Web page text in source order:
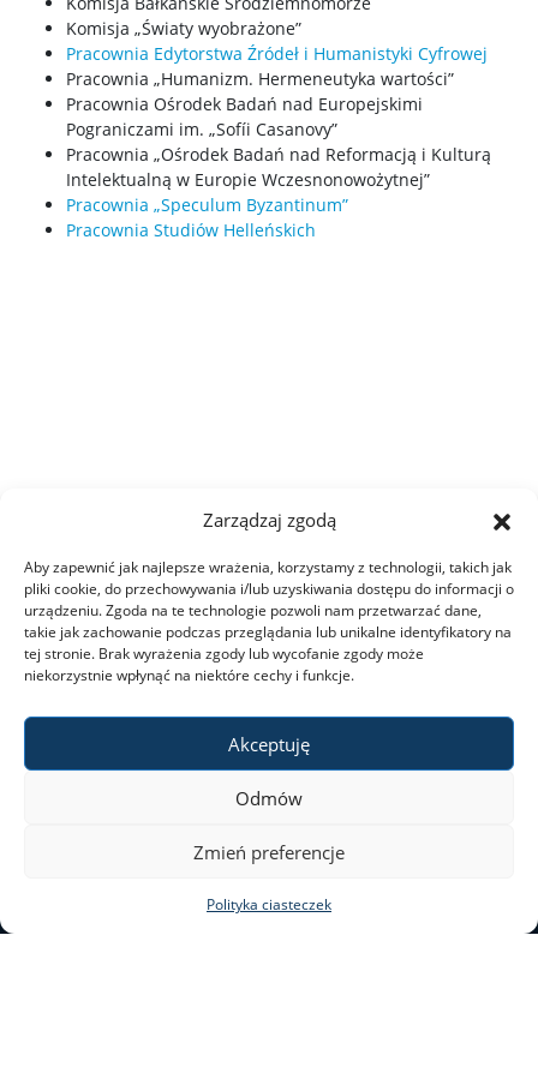
Zarządzaj zgodą
Aby zapewnić jak najlepsze wrażenia, korzystamy z technologii, takich jak
pliki cookie, do przechowywania i/lub uzyskiwania dostępu do informacji o
urządzeniu. Zgoda na te technologie pozwoli nam przetwarzać dane,
takie jak zachowanie podczas przeglądania lub unikalne identyfikatory na
tej stronie. Brak wyrażenia zgody lub wycofanie zgody może
niekorzystnie wpłynąć na niektóre cechy i funkcje.
Akceptuję
Odmów
Zmień preferencje
Polityka ciasteczek
Opłaty
Dyżury wykładowców
Wsparcie dla studentów
Biblioteka Wydziału
Kalendarz akademicki
Dla kandydatów
Komisja „Światy wyobrażone”
Pracownia Edytorstwa Źródeł i Humanistyki Cyfrowej
Pracownia „Humanizm. Hermeneutyka wartości”
Pracownia Ośrodek Badań nad Europejskimi
Pograniczami im. „Sofíi Casanovy”
Pracownia „Ośrodek Badań nad Reformacją i Kulturą
Intelektualną w Europie Wczesnonowożytnej”
Pracownia „Speculum Byzantinum”
Pracownia Studiów Helleńskich